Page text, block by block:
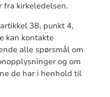
fra kirkeledelsen.
38, punkt 4,
kan kontakte
alle spørsmål om
og om
de har i henhold til